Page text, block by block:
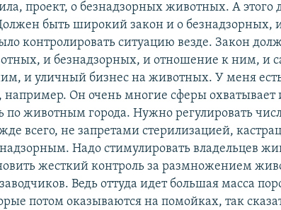
проект, о безнадзорных животных. А этого
быть широкий закон и о безнадзорных,
контролировать ситуацию везде. Закон
и безнадзорных, и отношение к ним, и
и уличный бизнес на животных. У меня есть
Он очень многие сферы охватывает
по животным города. Нужно регулировать
всего, не запретами стерилизацией,
Надо стимулировать владельцев
жесткий контроль за размножением
Ведь оттуда идет большая масса
потом оказываются на помойках, так